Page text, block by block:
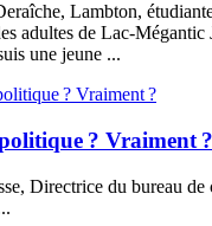
Lambton,
adultes de Lac-Mégantic
une jeune ...
? Vraiment ?
Directrice du bureau